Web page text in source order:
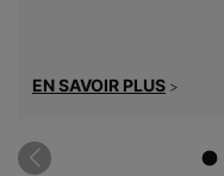
EN SAVOIR PLUS >